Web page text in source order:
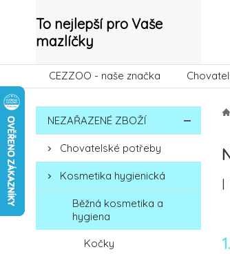
To nejlepší pro Vaše
mazlíčky
CEZZOO - naše značka
NEZAŘAZENÉ ZBOŽÍ
Chovatelské potřeby
Kosmetika hygienická
Běžná kosmetika a
hygiena
Kočky
I
1.